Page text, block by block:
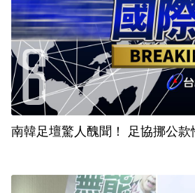
南韓足壇驚人醜聞！ 足協挪公款